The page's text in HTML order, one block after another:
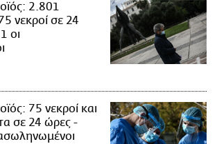
2.801
νεκροί σε 24
οι
75 νεκροί και
σε 24 ώρες -